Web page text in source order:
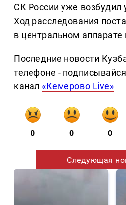
СК России уже возбудил
Ход расследования
в центральном аппарате
Последние новости
телефоне -
канал «Кемерово Live»
0 0 0
Следующая